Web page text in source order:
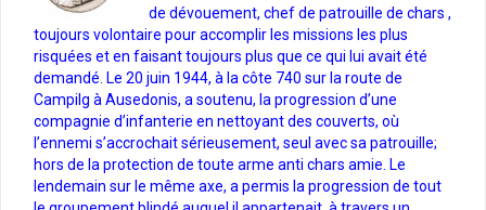
de dévouement, chef de patrouille de chars ,
toujours volontaire pour accomplir les missions les plus
risquées et en faisant toujours plus que ce qui lui avait été
demandé. Le 20 juin 1944, à la côte 740 sur la route de
Campilg à Ausedonis, a soutenu, la progression d’une
compagnie d’infanterie en nettoyant des couverts, où
l’ennemi s’accrochait sérieusement, seul avec sa patrouille;
hors de la protection de toute arme anti chars amie. Le
lendemain sur le même axe, a permis la progression de tout